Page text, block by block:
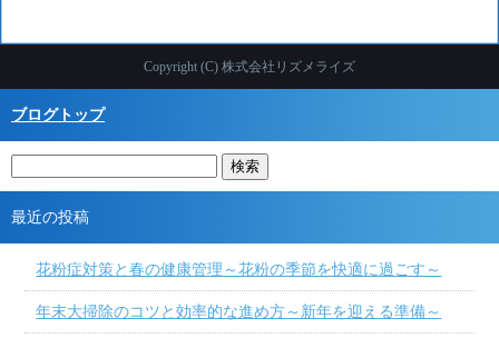
Copyright (C) 株式会社リズメライズ
ブログトップ
最近の投稿
花粉症対策と春の健康管理～花粉の季節を快適に過ごす～
年末大掃除のコツと効率的な進め方～新年を迎える準備～